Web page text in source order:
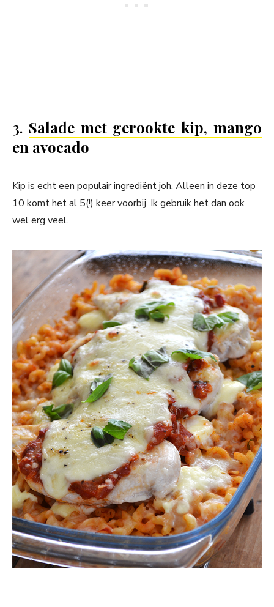
3. Salade met gerookte kip, mango
en avocado
Kip is echt een populair ingrediënt joh. Alleen in deze top
10 komt het al 5(!) keer voorbij. Ik gebruik het dan ook
wel erg veel.